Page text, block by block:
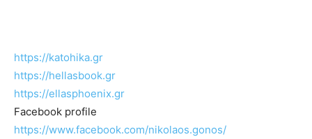
https://katohika.gr
https://hellasbook.gr
https://ellasphoenix.gr
Facebook profile
https://www.facebook.com/nikolaos.gonos/